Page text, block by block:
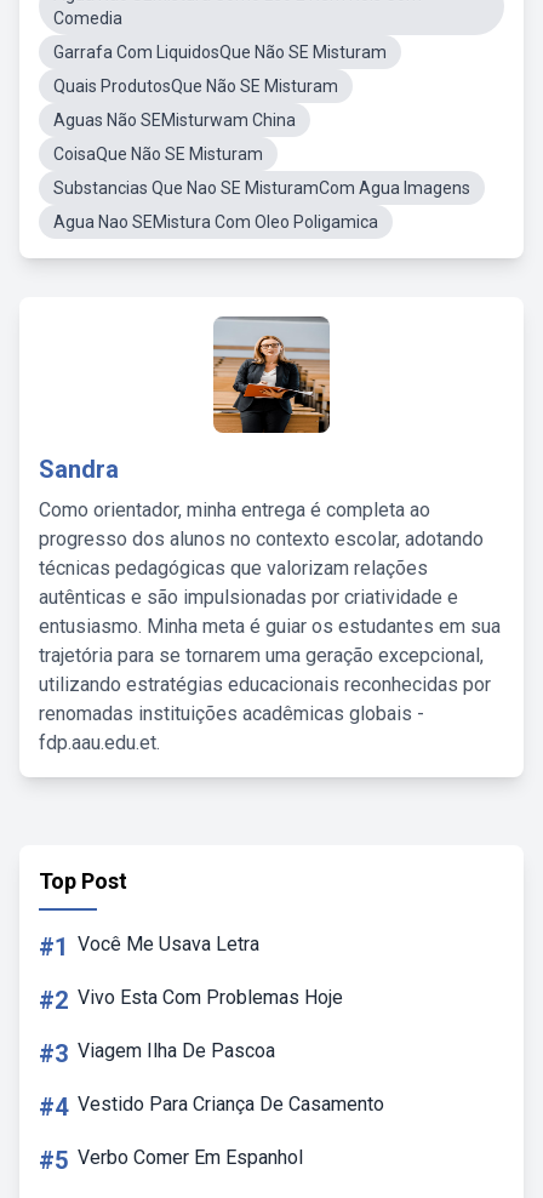
Comedia
Garrafa Com LiquidosQue Não SE Misturam
Quais ProdutosQue Não SE Misturam
Aguas Não SEMisturwam China
CoisaQue Não SE Misturam
Substancias Que Nao SE MisturamCom Agua Imagens
Agua Nao SEMistura Com Oleo Poligamica
Sandra
Como orientador, minha entrega é completa ao
progresso dos alunos no contexto escolar, adotando
técnicas pedagógicas que valorizam relações
autênticas e são impulsionadas por criatividade e
entusiasmo. Minha meta é guiar os estudantes em sua
trajetória para se tornarem uma geração excepcional,
utilizando estratégias educacionais reconhecidas por
renomadas instituições acadêmicas globais -
fdp.aau.edu.et.
Top Post
#1 Você Me Usava Letra
#2 Vivo Esta Com Problemas Hoje
#3 Viagem Ilha De Pascoa
#4 Vestido Para Criança De Casamento
#5 Verbo Comer Em Espanhol